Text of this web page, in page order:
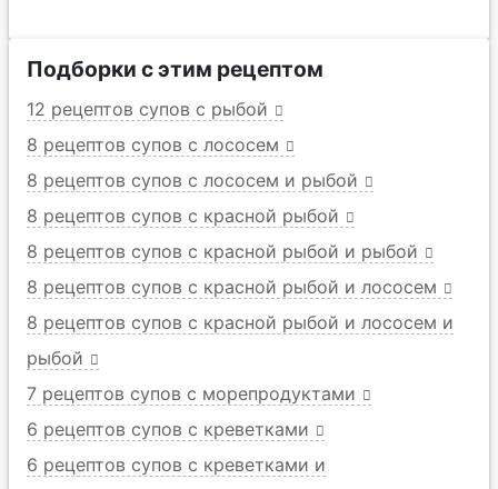
Подборки с этим рецептом
12 рецептов супов с рыбой
8 рецептов супов с лососем
8 рецептов супов с лососем и рыбой
8 рецептов супов с красной рыбой
8 рецептов супов с красной рыбой и рыбой
8 рецептов супов с красной рыбой и лососем
8 рецептов супов с красной рыбой и лососем и
рыбой
7 рецептов супов с морепродуктами
6 рецептов супов с креветками
6 рецептов супов с креветками и